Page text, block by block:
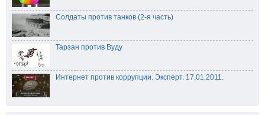
Солдаты против танков (2-я часть)
Тарзан против Вуду
Интернет против коррупции. Эксперт. 17.01.2011.